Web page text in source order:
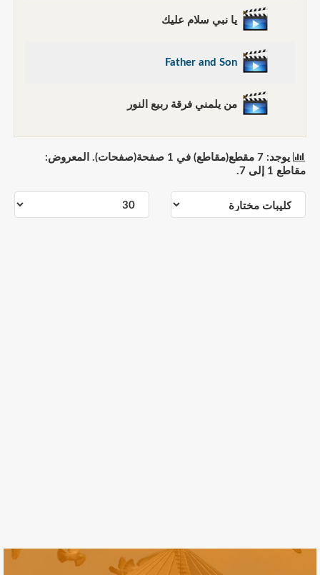
يا نبي سلام عليك
من يلمني فرقة ربيع النور
يوجد: 7 مقطع(مقاطع) في 1 صفحة(صفحات). المعروض:
مقاطع 1 إلى 7.